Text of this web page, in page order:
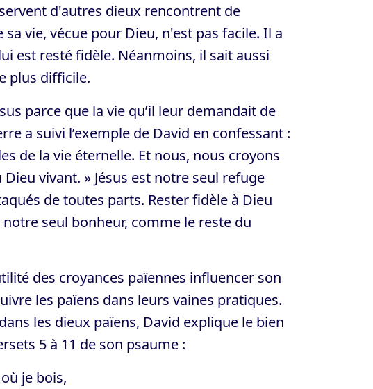
d'autres dieux rencontrent de
vie, vécue pour Dieu, n'est pas facile. Il a
est resté fidèle. Néanmoins, il sait aussi
plus difficile.
parce que la vie qu’il leur demandait de
a suivi l’exemple de David en confessant :
de la vie éternelle. Et nous, nous croyons
vivant. » Jésus est notre seul refuge
de toutes parts. Rester fidèle à Dieu
seul bonheur, comme le reste du
des croyances païennes influencer son
les païens dans leurs vaines pratiques.
les dieux païens, David explique le bien
5 à 11 de son psaume :
je bois,